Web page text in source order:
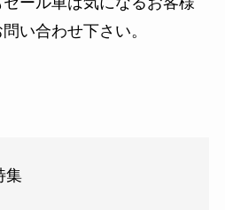
い合わせ下さい。
集